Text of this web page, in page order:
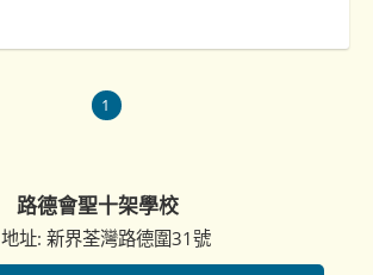
1
路德會聖十架學校
地址: 新界荃灣路德圍31號